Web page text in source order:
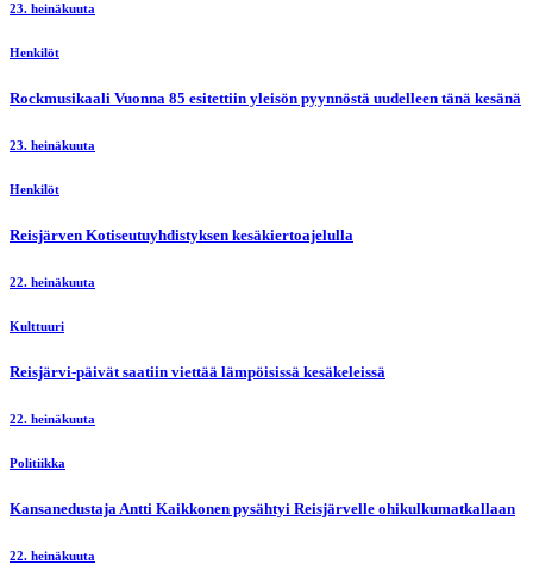
23. heinäkuuta
Henkilöt
Rockmusikaali Vuonna 85 esitettiin yleisön pyynnöstä uudelleen tänä kesänä
23. heinäkuuta
Henkilöt
Reisjärven Kotiseutuyhdistyksen kesäkiertoajelulla
22. heinäkuuta
Kulttuuri
Reisjärvi-päivät saatiin viettää lämpöisissä kesäkeleissä
22. heinäkuuta
Politiikka
Kansanedustaja Antti Kaikkonen pysähtyi Reisjärvelle ohikulkumatkallaan
22. heinäkuuta